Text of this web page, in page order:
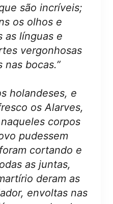
são incríveis;
os olhos e
as línguas e
vergonhosas
bocas.”
holandeses, e
os Alarves,
corpos
pudessem
cortando e
as juntas,
deram as
envoltas nas